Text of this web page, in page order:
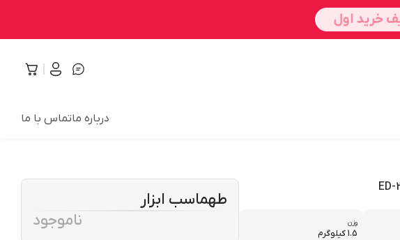
درباره ماتماس با ما
وزن
1.5 کیلوگرم
طهماسب ابزار
ناموجود